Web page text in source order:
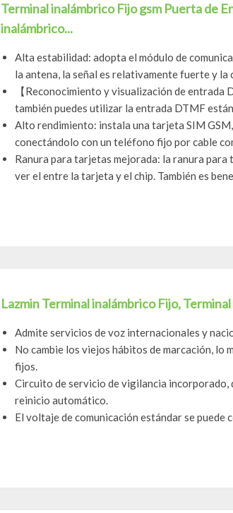
Terminal inalámbrico Fijo gsm Puerta de
inalámbrico...
Alta estabilidad: adopta el módulo de
la antena, la señal es relativamente fuerte y la
【Reconocimiento y visualización de
también puedes utilizar la entrada DTMF
Alto rendimiento: instala una tarjeta SIM
conectándolo con un teléfono fijo por cable
Ranura para tarjetas mejorada: la ranura
ver el entre la tarjeta y el chip. También es
Lazmin Terminal inalámbrico Fijo,
Admite servicios de voz internacionales y
No cambie los viejos hábitos de marcación, lo
fijos.
Circuito de servicio de vigilancia
reinicio automático.
El voltaje de comunicación estándar se